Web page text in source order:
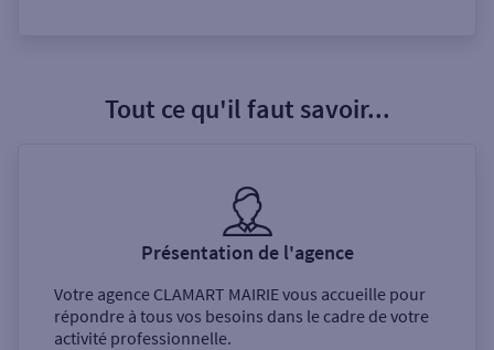
Tout ce qu'il faut savoir...
Présentation de l'agence
Votre agence CLAMART MAIRIEvous accueille pour
répondre à tous vos besoins dans le cadre de votre
activité professionnelle.